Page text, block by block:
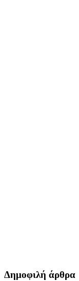
Δημοφιλή άρθρα